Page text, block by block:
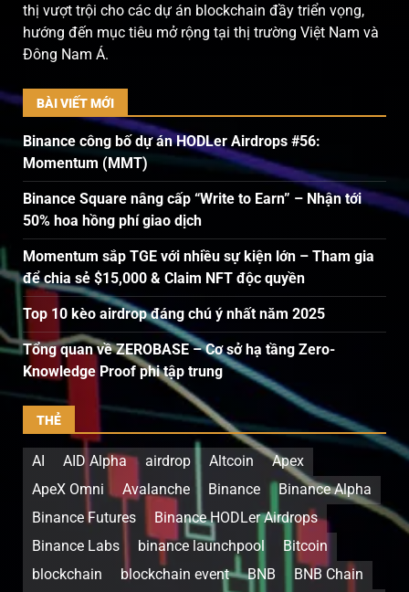
thị vượt trội cho các dự án blockchain đầy triển vọng,
hướng đến mục tiêu mở rộng tại thị trường Việt Nam và
Đông Nam Á.
BÀI VIẾT MỚI
Binance công bố dự án HODLer Airdrops #56:
Momentum (MMT)
Binance Square nâng cấp “Write to Earn” – Nhận tới
50% hoa hồng phí giao dịch
Momentum sắp TGE với nhiều sự kiện lớn – Tham gia
để chia sẻ $15,000 & Claim NFT độc quyền
Top 10 kèo airdrop đáng chú ý nhất năm 2025
Tổng quan về ZEROBASE – Cơ sở hạ tầng Zero-
Knowledge Proof phi tập trung
THẺ
AI AID Alpha airdrop Altcoin
Apex
ApeX Omni
Avalanche Binance
Binance Alpha
Binance Futures
Binance HODLer Airdrops
Binance Labs
binance launchpool
Bitcoin
blockchain
blockchain event BNB
BNB Chain